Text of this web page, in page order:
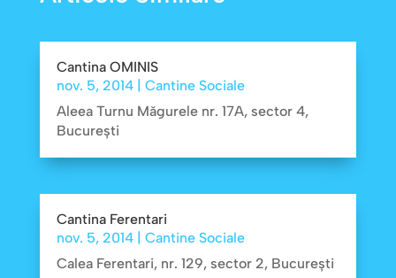
Cantina OMINIS
nov. 5, 2014| Cantine Sociale
Aleea Turnu Măgurele nr. 17A, sector 4,
Bucureşti
Cantina Ferentari
nov. 5, 2014| Cantine Sociale
Calea Ferentari, nr. 129, sector 2, Bucureşti